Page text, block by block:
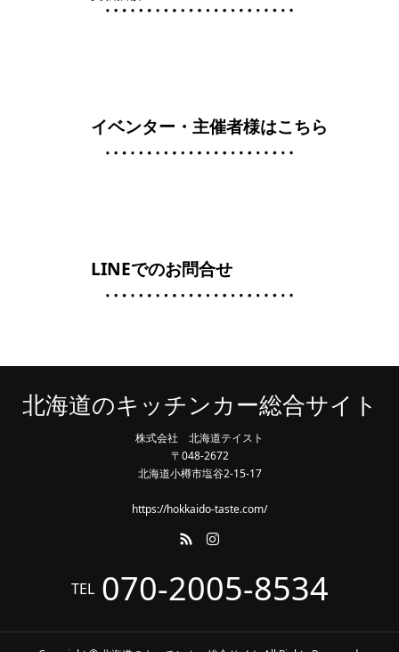
イベンター・主催者様はこちら
LINEでのお問合せ
北海道のキッチンカー総合サイト
株式会社 北海道テイスト
〒048-2672
北海道小樽市塩谷2-15-17
https://hokkaido-taste.com/
TEL 070-2005-8534